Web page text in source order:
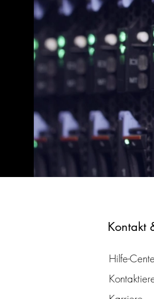
Kontakt
Hilfe-